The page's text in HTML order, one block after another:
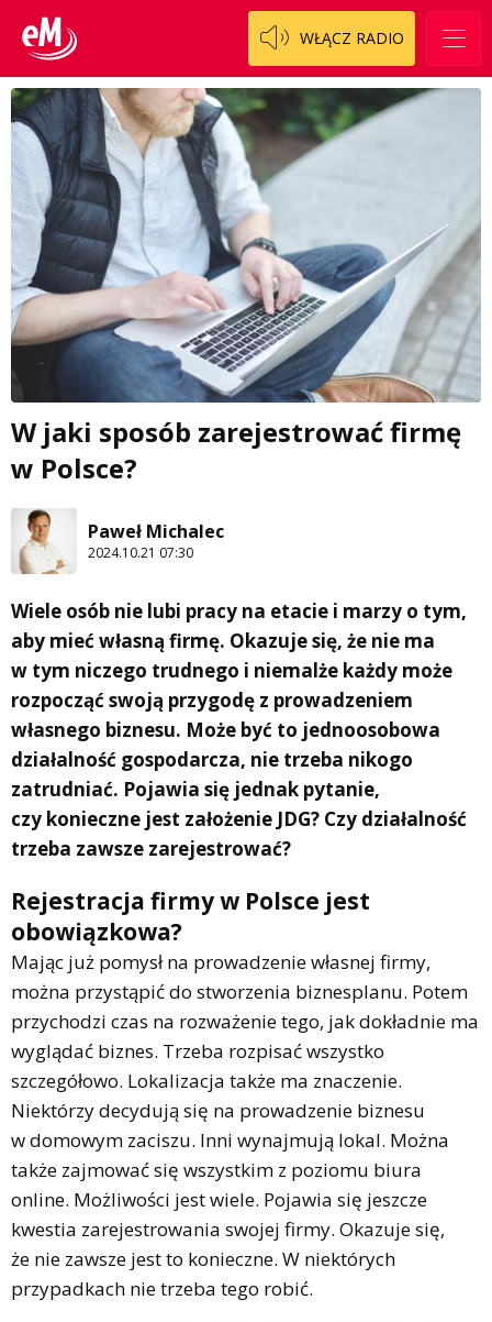
WŁĄCZ RADIO
W jaki sposób zarejestrować firmę
w Polsce?
Paweł Michalec
2024.10.21 07:30
Wiele osób nie lubi pracy na etacie i marzy o tym,
aby mieć własną firmę. Okazuje się, że nie ma
w tym niczego trudnego i niemalże każdy może
rozpocząć swoją przygodę z prowadzeniem
własnego biznesu. Może być to jednoosobowa
działalność gospodarcza, nie trzeba nikogo
zatrudniać. Pojawia się jednak pytanie,
czy konieczne jest założenie JDG? Czy działalność
trzeba zawsze zarejestrować?
Rejestracja firmy w Polsce jest
obowiązkowa?
Mając już pomysł na prowadzenie własnej firmy,
można przystąpić do stworzenia biznesplanu. Potem
przychodzi czas na rozważenie tego, jak dokładnie ma
wyglądać biznes. Trzeba rozpisać wszystko
szczegółowo. Lokalizacja także ma znaczenie.
Niektórzy decydują się na prowadzenie biznesu
w domowym zaciszu. Inni wynajmują lokal. Można
także zajmować się wszystkim z poziomu biura
online. Możliwości jest wiele. Pojawia się jeszcze
kwestia zarejestrowania swojej firmy. Okazuje się,
że nie zawsze jest to konieczne. W niektórych
przypadkach nie trzeba tego robić.